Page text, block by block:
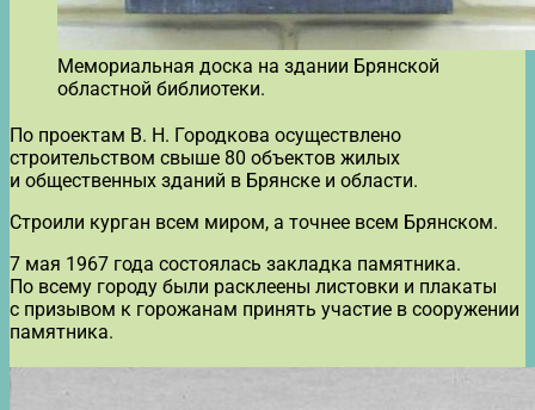
Мемориальная доска на здании Брянской
областной библиотеки.
По проектам В. Н. Городкова осуществлено
строительством свыше 80 объектов жилых
и общественных зданий в Брянске и области.
Строили курган всем миром, а точнее всем Брянском.
7 мая 1967 года состоялась закладка памятника.
По всему городу были расклеены листовки и плакаты
с призывом к горожанам принять участие в сооружении
памятника.